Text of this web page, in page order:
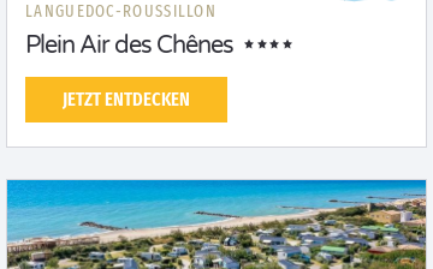
LANGUEDOC-ROUSSILLON
Plein Air des Chênes
JETZT ENTDECKEN